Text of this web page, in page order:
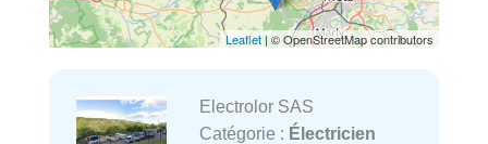
Leaflet | © OpenStreetMap contributors
Electrolor SAS
Catégorie : Électricien